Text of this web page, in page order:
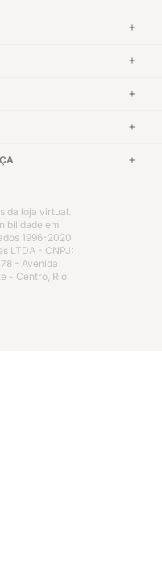
da loja virtual.
em
1996-2020
LTDA - CNPJ:
- Avenida
- Centro, Rio